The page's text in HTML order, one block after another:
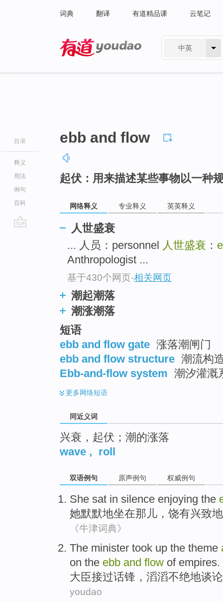
词典 翻译 有道精品课 云笔记
中英
目录
释义
用法
例句
百科
ebb and flow
起伏：用来描述某些事物以一种
网络释义 专业释义 英英释义
人世盛衰
... 人员：personnel 人世盛衰 ：
Anthropologist ...
基于430个网页-相关网页
潮起潮落
潮涨潮落
短语
ebb and flow gate 涨落潮闸门
ebb and flow structure 潮流构
Ebb-and-flow system 潮汐灌溉
更多网络短语
同近义词
兴衰，起伏；潮的涨落
wave , roll
双语例句 原声例句 权威例句
She sat in silence enjoying the
她默默地坐在那儿，饶有兴致
《牛津词典》
The minister took up the theme
on the ebb and flow of empires.
大臣接过话锋 ，滔滔不绝地谈
youdao